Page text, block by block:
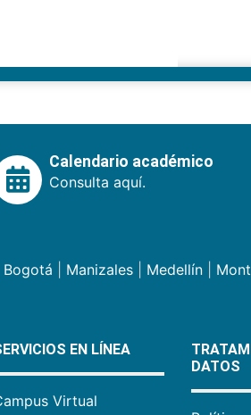
Calendario académico
Consulta aquí.
Bogotá Manizales| Medellín|
EN LÍNEA
Virtual
DATOS